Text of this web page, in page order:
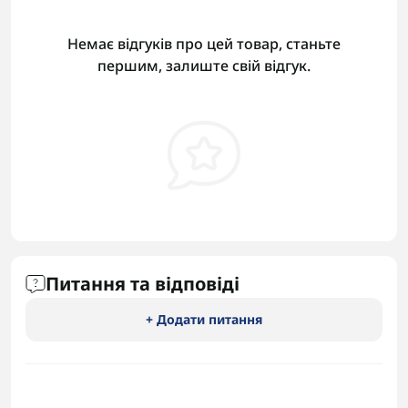
Немає відгуків про цей товар, станьте
першим, залиште свій відгук.
Питання та відповіді
+ Додати питання